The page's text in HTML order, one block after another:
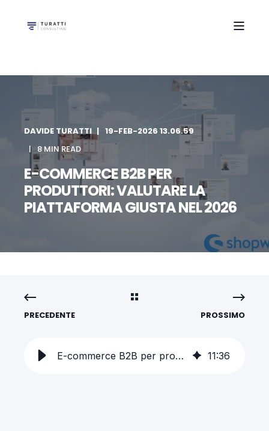
DAVIDE TURATTI
19-FEB-2026 13.06.59
8 MIN READ
E-COMMERCE B2B PER
PRODUTTORI: VALUTARE LA
PIATTAFORMA GIUSTA NEL 2026
PRECEDENTE PROSSIMO
E-commerce B2B per produttori: valutare la piattaforma giusta nel 2026 11:36